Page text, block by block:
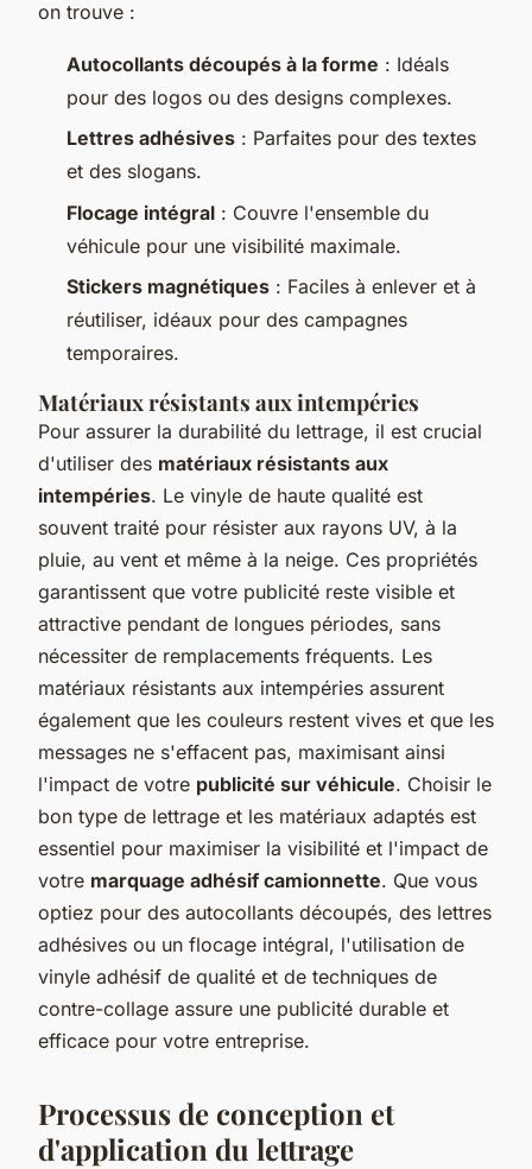
on trouve :
Autocollants découpés à la forme : Idéals
pour des logos ou des designs complexes.
Lettres adhésives : Parfaites pour des textes
et des slogans.
Flocage intégral : Couvre l'ensemble du
véhicule pour une visibilité maximale.
Stickers magnétiques : Faciles à enlever et à
réutiliser, idéaux pour des campagnes
temporaires.
Matériaux résistants aux intempéries
Pour assurer la durabilité du lettrage, il est crucial
d'utiliser des matériaux résistants aux
intempéries. Le vinyle de haute qualité est
souvent traité pour résister aux rayons UV, à la
pluie, au vent et même à la neige. Ces propriétés
garantissent que votre publicité reste visible et
attractive pendant de longues périodes, sans
nécessiter de remplacements fréquents. Les
matériaux résistants aux intempéries assurent
également que les couleurs restent vives et que les
messages ne s'effacent pas, maximisant ainsi
l'impact de votre publicité sur véhicule. Choisir le
bon type de lettrage et les matériaux adaptés est
essentiel pour maximiser la visibilité et l'impact de
votre marquage adhésif camionnette. Que vous
optiez pour des autocollants découpés, des lettres
adhésives ou un flocage intégral, l'utilisation de
vinyle adhésif de qualité et de techniques de
contre-collage assure une publicité durable et
efficace pour votre entreprise.
Processus de conception et
d'application du lettrage